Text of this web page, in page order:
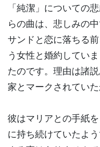
「純潔」についての
らの曲は、悲しみの
サンドと恋に落ちる
う女性と婚約してい
たのです。理由は諸
家とマークされていた
彼はマリアとの手紙
に持ち続けていたよ